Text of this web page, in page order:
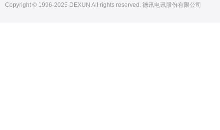
Copyright © 1996-2025 DEXUN All rights reserved. 德讯电讯股份有限公司